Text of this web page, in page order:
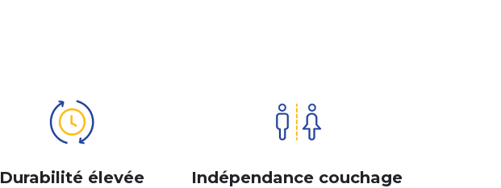
Durabilité élevée Indépendance couchage